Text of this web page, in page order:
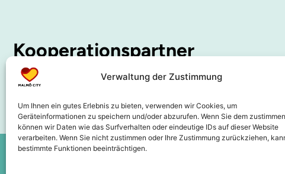
Verwaltung der Zustimmung
Um Ihnen ein gutes Erlebnis zu bieten, verwenden wir Cookies, um
Geräteinformationen zu speichern und/oder abzurufen. Wenn Sie dem
können wir Daten wie das Surfverhalten oder eindeutige IDs auf dieser Website
verarbeiten. Wenn Sie nicht zustimmen oder Ihre Zustimmung zurückziehen,
bestimmte Funktionen beeinträchtigen.
Kooperationspartner